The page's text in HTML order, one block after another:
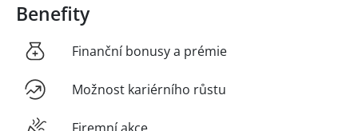
Benefity
Finanční bonusy a prémie
Možnost kariérního růstu